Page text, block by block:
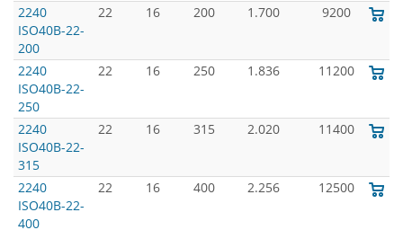
2240
ISO40B-22-
200
22 16 200 1.700 9200
2240
ISO40B-22-
250
22 16 250 1.836 11200
2240
ISO40B-22-
315
22 16 315 2.020 11400
2240
ISO40B-22-
400
22 16 400 2.256 12500